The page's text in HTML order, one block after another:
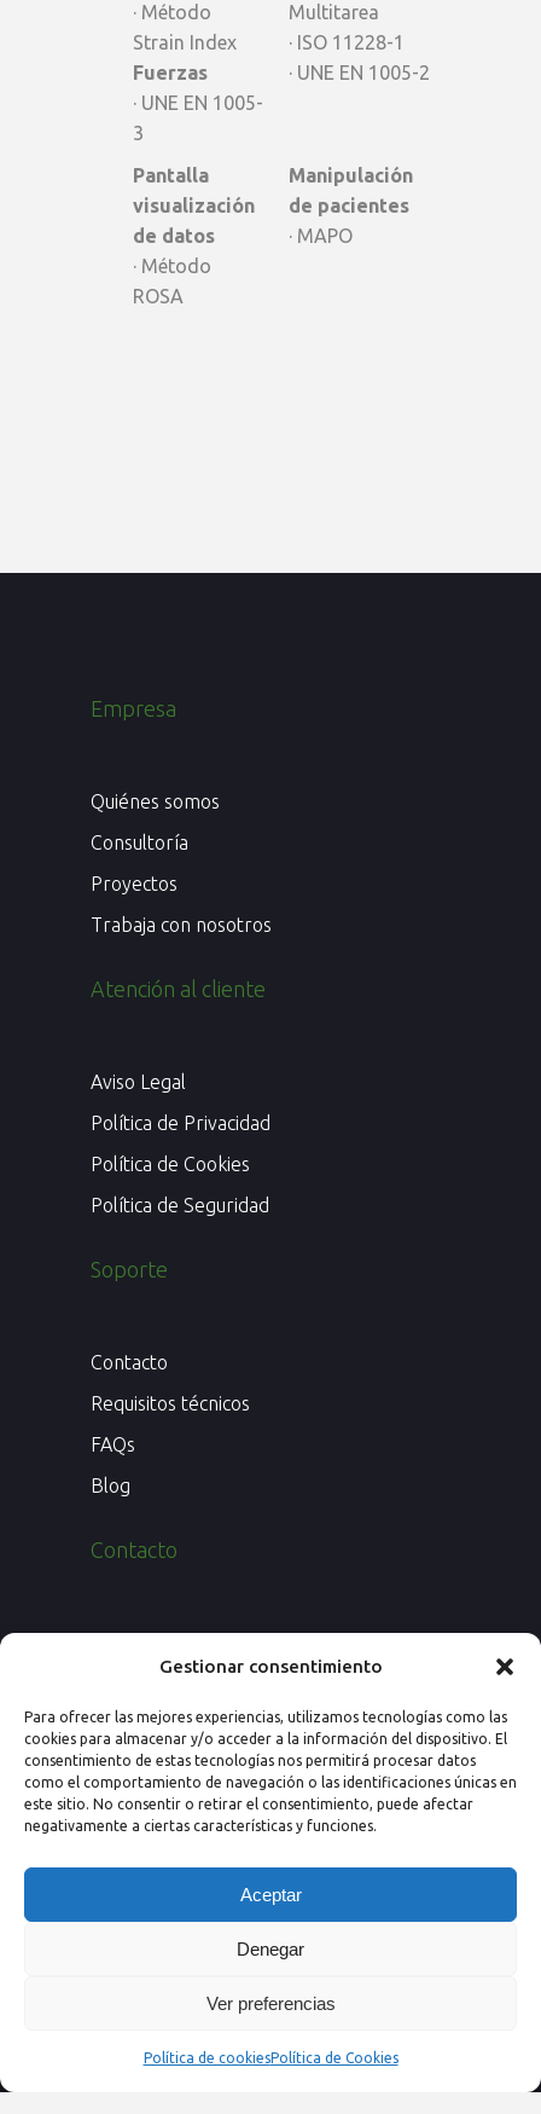
Gestionar consentimiento
Para ofrecer las mejores experiencias, utilizamos tecnologías como las
cookies para almacenar y/o acceder a la información del dispositivo. El
consentimiento de estas tecnologías nos permitirá procesar datos
como el comportamiento de navegación o las identificaciones únicas en
este sitio. No consentir o retirar el consentimiento, puede afectar
negativamente a ciertas características y funciones.
Aceptar
Denegar
Ver preferencias
Política de cookiesPolítica de Cookies
· Método
Strain Index
Fuerzas
· UNE EN 1005-
3
Multitarea
· ISO 11228-1
· UNE EN 1005-2
Pantalla
visualización
de datos
· Método
ROSA
Manipulación
de pacientes
· MAPO
Empresa
Quiénes somos
Consultoría
Proyectos
Trabaja con nosotros
Atención al cliente
Aviso Legal
Política de Privacidad
Política de Cookies
Política de Seguridad
Soporte
Contacto
Requisitos técnicos
FAQs
Blog
Contacto
50008 Zaragoza (España)
Email: info@nextprevencion.com
Tel: (+34) 976 259 724